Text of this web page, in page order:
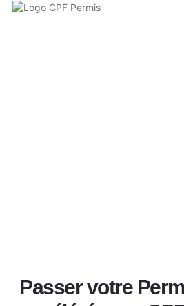
Passer votre